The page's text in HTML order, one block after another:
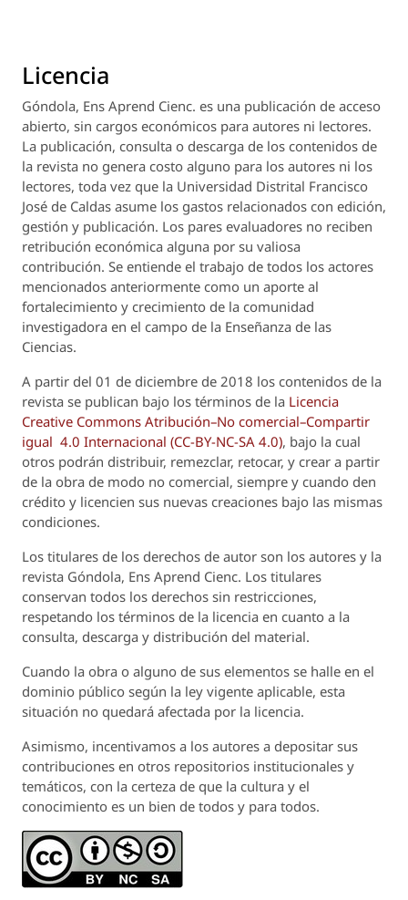
Licencia
Góndola, Ens Aprend Cienc. es una publicación de acceso
abierto, sin cargos económicos para autores ni lectores.
La publicación, consulta o descarga de los contenidos de
la revista no genera costo alguno para los autores ni los
lectores, toda vez que la Universidad Distrital Francisco
José de Caldas asume los gastos relacionados con edición,
gestión y publicación. Los pares evaluadores no reciben
retribución económica alguna por su valiosa
contribución. Se entiende el trabajo de todos los actores
mencionados anteriormente como un aporte al
fortalecimiento y crecimiento de la comunidad
investigadora en el campo de la Enseñanza de las
Ciencias.
A partir del 01 de diciembre de 2018 los contenidos de la
revista se publican bajo los términos de la Licencia
Creative Commons Atribución–No comercial–Compartir
igual 4.0 Internacional (CC-BY-NC-SA 4.0), bajo la cual
otros podrán distribuir, remezclar, retocar, y crear a partir
de la obra de modo no comercial, siempre y cuando den
crédito y licencien sus nuevas creaciones bajo las mismas
condiciones.
Los titulares de los derechos de autor son los autores y la
revista Góndola, Ens Aprend Cienc. Los titulares
conservan todos los derechos sin restricciones,
respetando los términos de la licencia en cuanto a la
consulta, descarga y distribución del material.
Cuando la obra o alguno de sus elementos se halle en el
dominio público según la ley vigente aplicable, esta
situación no quedará afectada por la licencia.
Asimismo, incentivamos a los autores a depositar sus
contribuciones en otros repositorios institucionales y
temáticos, con la certeza de que la cultura y el
conocimiento es un bien de todos y para todos.